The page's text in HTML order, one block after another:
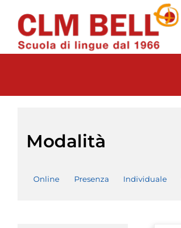
Modalità
Online Presenza Individuale